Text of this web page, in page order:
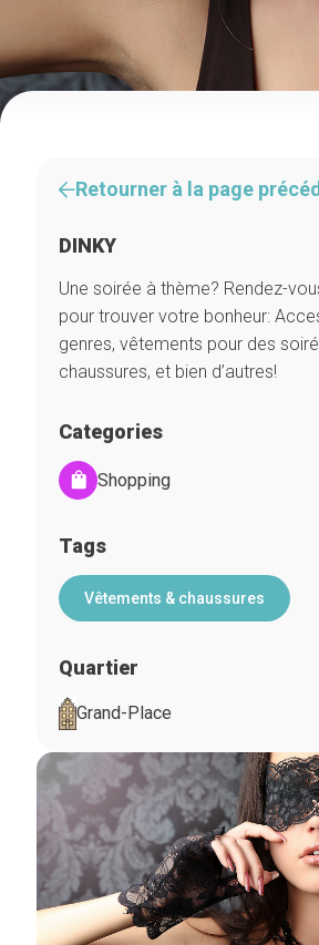
Retourner à la page
DINKY
Une soirée à thème? Rendez-
pour trouver votre bonheur:
genres, vêtements pour des
chaussures, et bien d’autres!
Categories
Shopping
Tags
Vêtements & chaussures
Quartier
Grand-Place